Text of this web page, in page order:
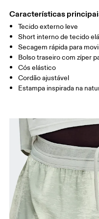
Arraste na horizontal para
Entreperna (M): 13 cm
Como medir
Características
Tecido externo leve
Short interno de tecido
Secagem rápida para
Bolso traseiro com zíper
Cós elástico
Cordão ajustável
Estampa inspirada na